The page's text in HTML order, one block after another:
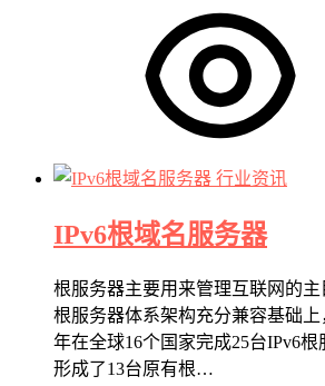
行业资讯
IPv6根域名服务器
根服务器主要用来管理互联网的
根服务器体系架构充分兼容基础上
年在全球16个国家完成25台IPv6
形成了13台原有根…